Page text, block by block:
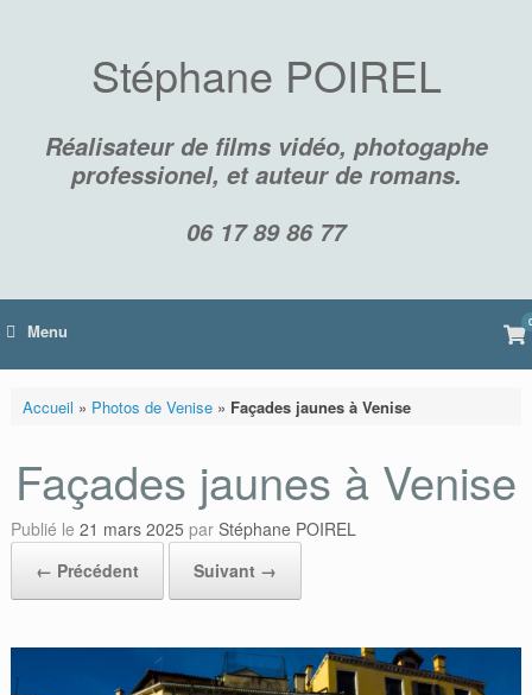
Stéphane POIREL
Réalisateur de films vidéo, photogaphe
professionel, et auteur de romans.
06 17 89 86 77
Menu 0
Accueil » Photos de Venise» Façades jaunes à Venise
Façades jaunes à Venise
Publié le 21 mars 2025 par Stéphane POIREL
← Précédent
Suivant →